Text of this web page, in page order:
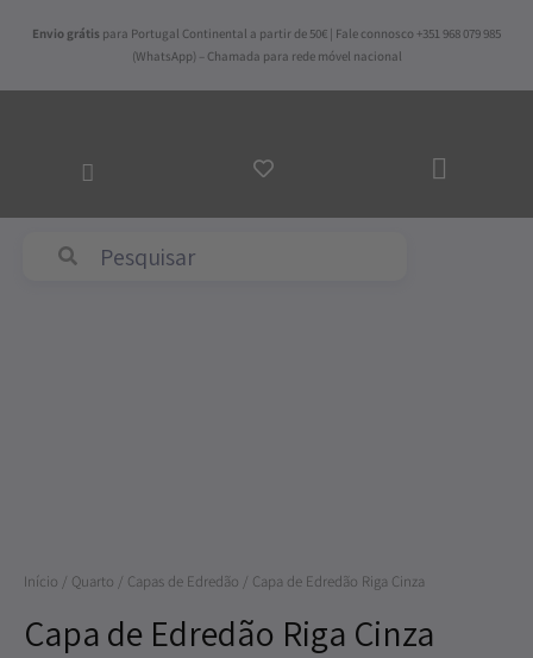
Envio grátis para Portugal Continental a partir de 50€ | Fale connosco +351 968 079 985
(WhatsApp) – Chamada para rede móvel nacional
AO
Início / Quarto / Capas de Edredão / Capa de Edredão Riga Cinza
Capa de Edredão Riga Cinza
Cinza